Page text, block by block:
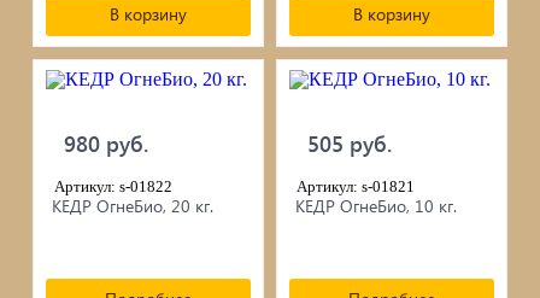
В корзину В корзину
980 руб.
Артикул: s-01822
КЕДР ОгнеБио, 20 кг.
505 руб.
Артикул: s-01821
КЕДР ОгнеБио, 10 кг.